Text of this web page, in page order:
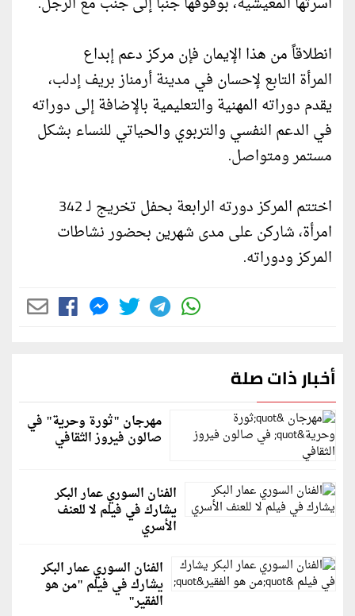
انطلاقاً من هذا الإيمان فإن مركز دعم إبداع
المرأة التابع لإحسان في مدينة أرمناز بريف إدلب،
يقدم دوراته المهنية والتعليمية بالإضافة إلى دوراته
في الدعم النفسي والتربوي والحياتي للنساء بشكل
مستمر ومتواصل.
اختتم المركز دورته الرابعة بحفل تخريج لـ 342
امرأة، شاركن على مدى شهرين بحضور نشاطات
المركز ودوراته.
أخبار ذات صلة
مهرجان "ثورة وحرية" في
صالون فيروز الثقافي
الفنان السوري عمار البكر
يشارك في فيلم لا للعنف
الأسري
الفنان السوري عمار البكر
يشارك في فيلم "من هو
الفقير"